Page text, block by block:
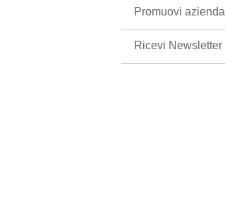
Promuovi azienda
Ricevi Newsletter